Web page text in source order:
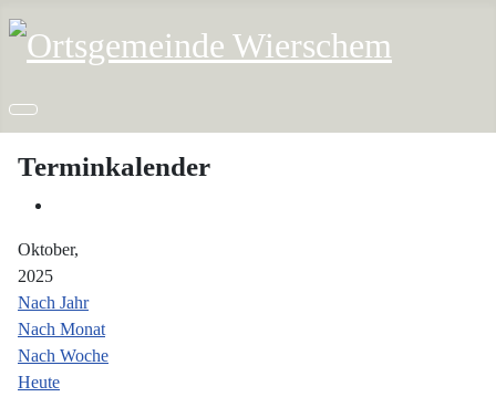
Terminkalender
Oktober,
2025
Nach Jahr
Nach Monat
Nach Woche
Heute